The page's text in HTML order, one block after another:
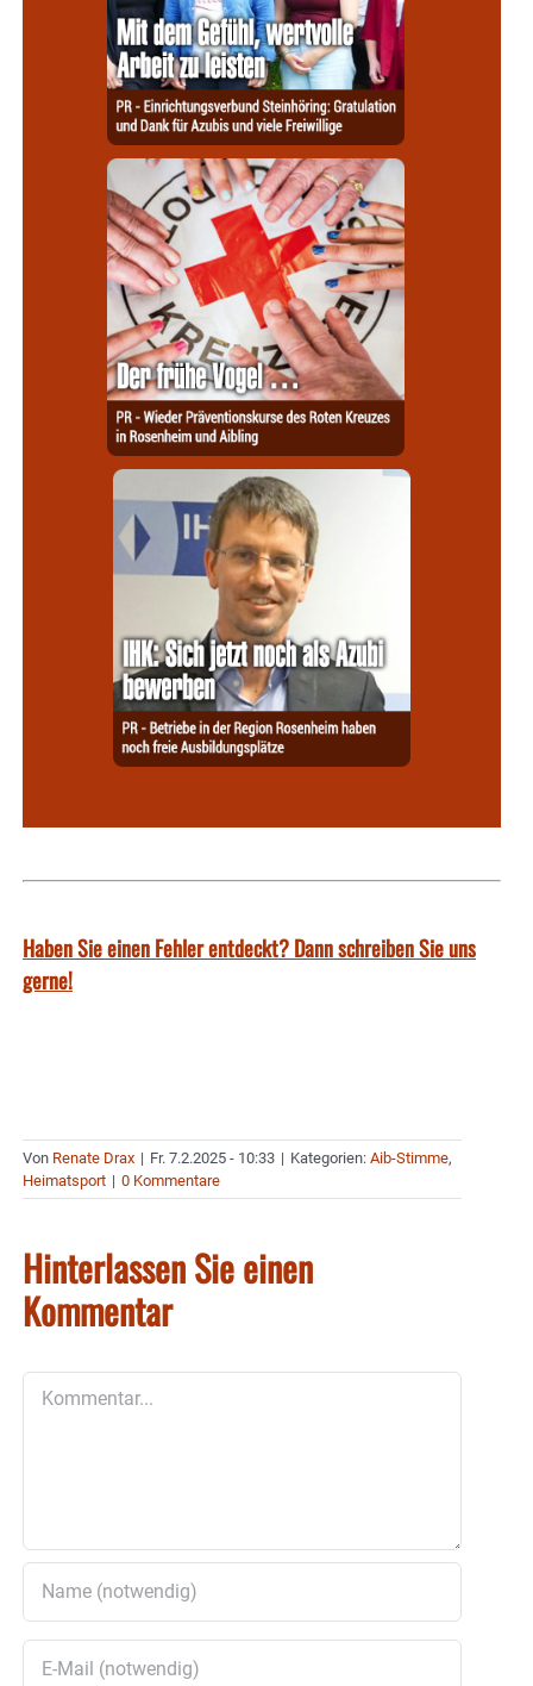
Haben Sie einen Fehler entdeckt? Dann schreiben Sie uns
gerne!
Von Renate Drax | Fr. 7.2.2025 - 10:33 | Kategorien: Aib-Stimme,
Heimatsport | 0 Kommentare
Hinterlassen Sie einen
Kommentar